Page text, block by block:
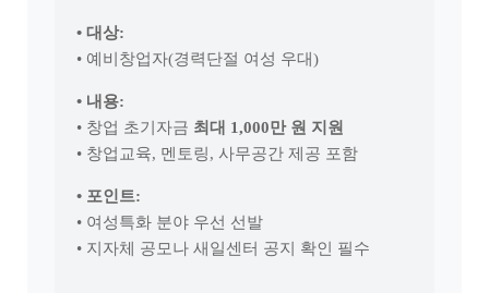
• 대상:
• 예비창업자(경력단절 여성 우대)
• 내용:
• 창업 초기자금 최대 1,000만 원 지원
• 창업교육, 멘토링, 사무공간 제공 포함
• 포인트:
• 여성특화 분야 우선 선발
• 지자체 공모나 새일센터 공지 확인 필수